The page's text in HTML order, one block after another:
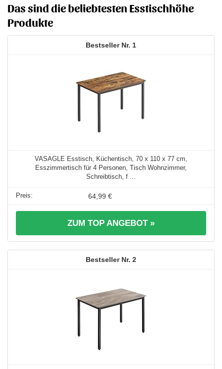
Das sind die beliebtesten Esstischhöhe
Produkte
1
VASAGLE Esstisch, Küchentisch, 70 x 110 x 77 cm,
Esszimmertisch für 4 Personen, Tisch Wohnzimmer,
Schreibtisch, f ...
64,99 €
ZUM TOP ANGEBOT »
2